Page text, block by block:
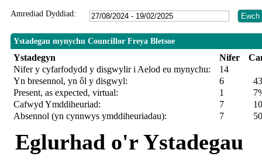
Amrediad Dyddiad:
Ystadegau mynychu Councillor Freya Bletsoe
Ystadegyn Nifer
Nifer y cyfarfodydd y disgwylir i Aelod eu mynychu:
14
Yn bresennol, yn ôl y disgwyl:
6
Present, as expected, virtual:
1
Cafwyd Ymddiheuriad:
7
Absennol (yn cynnwys ymddiheuriadau):
7
Eglurhad o'r Ystadegau